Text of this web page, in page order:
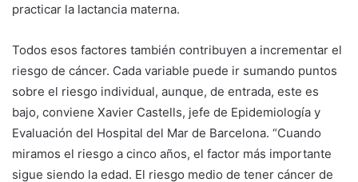
practicar la lactancia materna.
Todos esos factores también contribuyen a incrementar el
riesgo de cáncer. Cada variable puede ir sumando puntos
sobre el riesgo individual, aunque, de entrada, este es
bajo, conviene Xavier Castells, jefe de Epidemiología y
Evaluación del Hospital del Mar de Barcelona. “Cuando
miramos el riesgo a cinco años, el factor más importante
sigue siendo la edad. El riesgo medio de tener cáncer de